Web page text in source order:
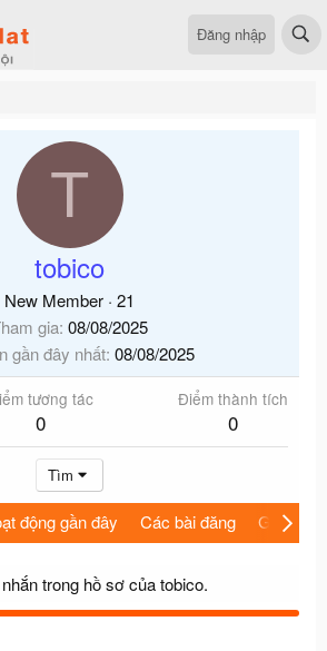
Đăng nhập
T
tobico
New Member · 21
gia 08/08/2025
gần đây nhất 08/08/2025
tương tác
0
Điểm thành tích
0
Tìm
động gần đây Các bài đăng Giới thiệu
trong hồ sơ của tobico.